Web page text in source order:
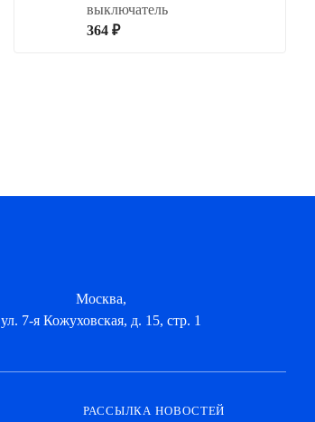
выключатель
364 ₽
Москва,
ул. 7-я Кожуховская, д. 15, стр. 1
РАССЫЛКА НОВОСТЕЙ